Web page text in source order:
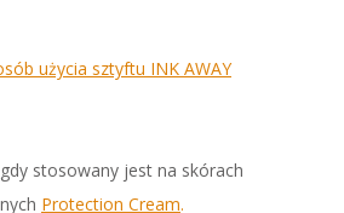
użycia sztyftu INK AWAY
stosowany jest na skórach
Protection Cream.